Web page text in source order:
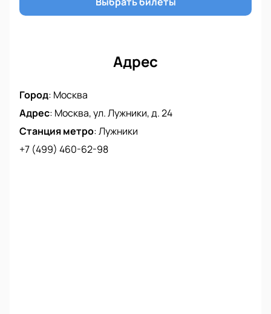
Адрес
Город: Москва
Адрес: Москва, ул. Лужники, д. 24
Станция метро:Лужники
+7 (499) 460-62-98